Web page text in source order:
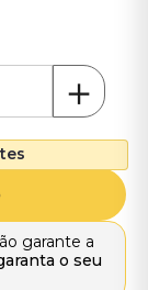
＋
garante a
o seu